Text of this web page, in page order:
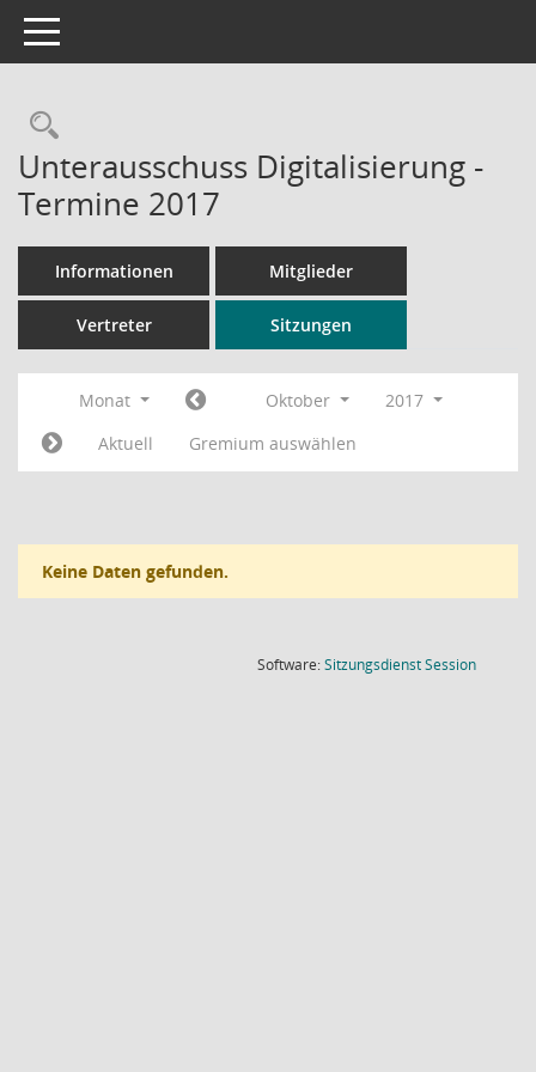
Toggle navigation
Rechercheauswahl
Unterausschuss Digitalisierung -
Termine 2017
Informationen Mitglieder
Vertreter Sitzungen
Monat Oktober
2017
Aktuell
Gremium auswählen
Keine Daten gefunden.
Software:SitzungsdienstSession(Wird in